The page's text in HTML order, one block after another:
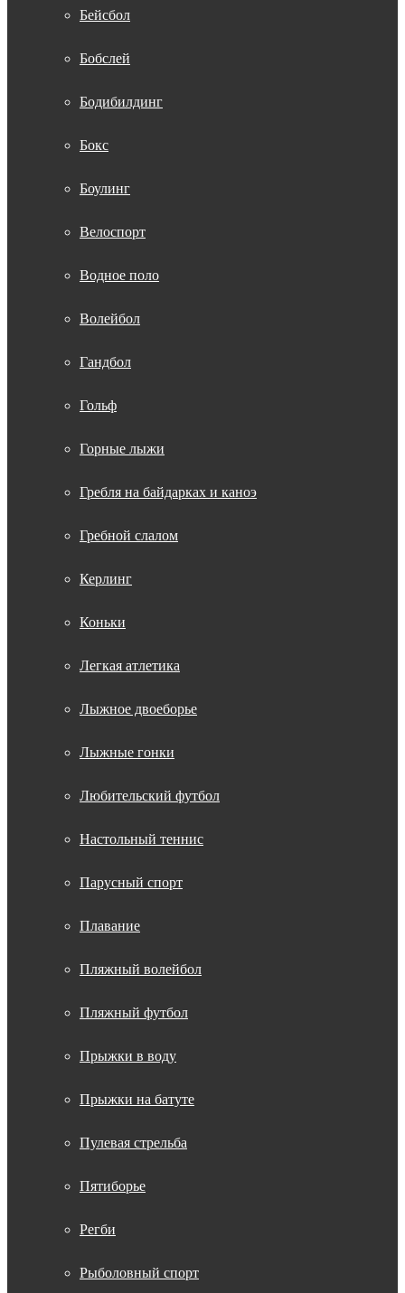
Бейсбол
Бобслей
Бодибилдинг
Бокс
Боулинг
Велоспорт
Водное поло
Волейбол
Гандбол
Гольф
Горные лыжи
Гребля на байдарках и каноэ
Гребной слалом
Керлинг
Коньки
Легкая атлетика
Лыжное двоеборье
Лыжные гонки
Любительский футбол
Настольный теннис
Парусный спорт
Плавание
Пляжный волейбол
Пляжный футбол
Прыжки в воду
Прыжки на батуте
Пулевая стрельба
Пятиборье
Регби
Рыболовный спорт